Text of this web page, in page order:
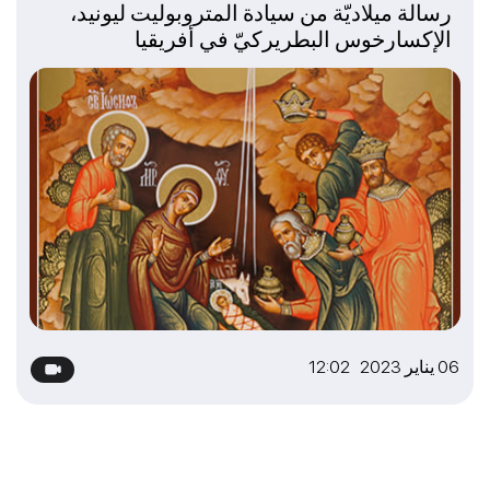
06 يناير 2023 12:02
رسالة ميلاديّة من سيادة المتروبوليت ليونيد،
الإكسارخوس البطريركيّ في أفريقيا